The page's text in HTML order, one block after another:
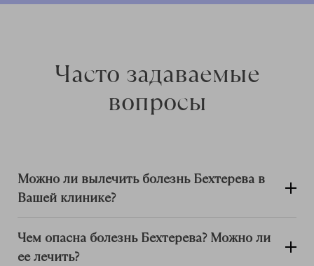
Часто задаваемые
вопросы
Можно ли вылечить болезнь Бехтерева в
Вашей клинике?
Чем опасна болезнь Бехтерева? Можно ли
ее лечить?